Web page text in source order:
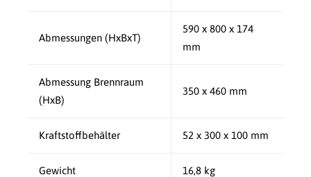
Abmessungen (HxBxT)
590 x 800 x 174
mm
Abmessung Brennraum
(HxB)
350 x 460 mm
Kraftstoffbehälter 52 x 300 x 100 mm
Gewicht 16,8 kg